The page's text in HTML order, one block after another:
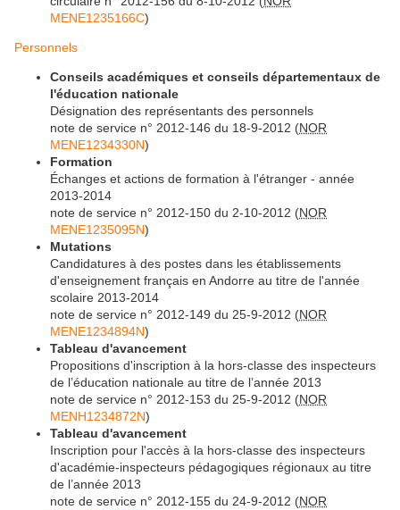
MENE1235166C)
Personnels
Conseils académiques et conseils départementaux de
l'éducation nationale
Désignation des représentants des personnels
note de service n° 2012-146 du 18-9-2012 (NOR
MENE1234330N)
Formation
Échanges et actions de formation à l'étranger - année
2013-2014
note de service n° 2012-150 du 2-10-2012 (NOR
MENE1235095N)
Mutations
Candidatures à des postes dans les établissements
d'enseignement français en Andorre au titre de l'année
scolaire 2013-2014
note de service n° 2012-149 du 25-9-2012 (NOR
MENE1234894N)
Tableau d'avancement
Propositions d'inscription à la hors-classe des inspecteurs
de l’éducation nationale au titre de l’année 2013
note de service n° 2012-153 du 25-9-2012 (NOR
MENH1234872N)
Tableau d'avancement
Inscription pour l'accès à la hors-classe des inspecteurs
d'académie-inspecteurs pédagogiques régionaux au titre
de l’année 2013
note de service n° 2012-155 du 24-9-2012 (NOR